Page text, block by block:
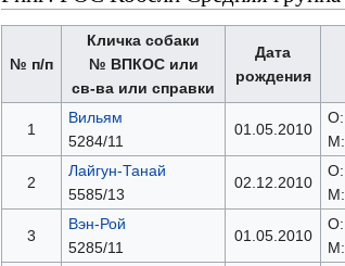
№ п/п
Кличка собаки
№ ВПКОС или
св-ва или справки
Дата
рождения
1
Вильям
5284/11
01.05.2010
О:
М:
2
Лайгун-Танай
5585/13
02.12.2010
О:
М:
3
Вэн-Рой
5285/11
01.05.2010
О:
М: